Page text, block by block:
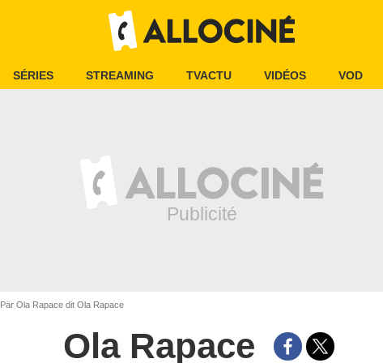
SÉRIES STREAMING TVACTU VIDÉOS VOD
Pär Ola Rapace dit Ola Rapace
Ola Rapace